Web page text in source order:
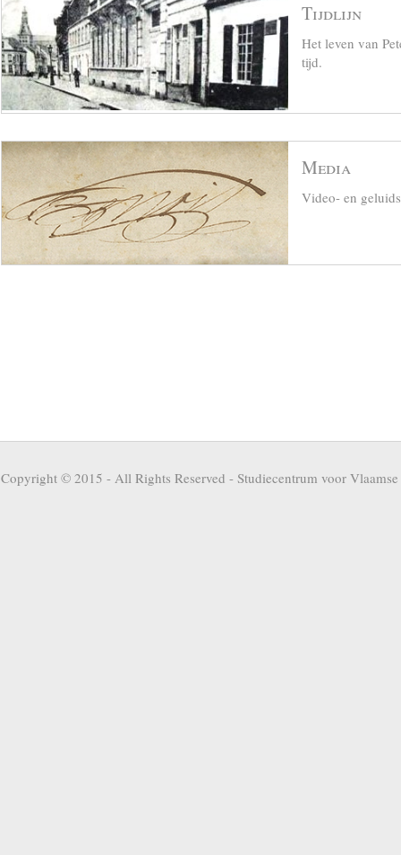
Tijdlijn
Het leven van
tijd.
Media
Video- en
Copyright © 2015 - All Rights Reserved - Studiecentrum voor